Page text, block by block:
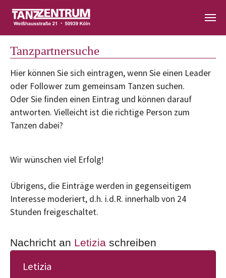
Tanzpartnersuche
Hier können Sie sich eintragen, wenn Sie einen Leader
oder Follower zum gemeinsam Tanzen suchen.
Oder Sie finden einen Eintrag und können darauf
antworten. Vielleicht ist die richtige Person zum
Tanzen dabei?
Wir wünschen viel Erfolg!
Übrigens, die Einträge werden in gegenseitigem
Interesse moderiert, d.h. i.d.R. innerhalb von 24
Stunden freigeschaltet.
Nachricht an Letizia schreiben
Letizia